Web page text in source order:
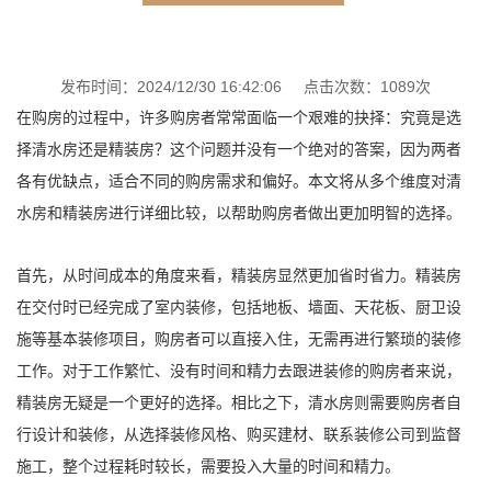
发布时间：2024/12/30 16:42:06 点击次数：1089次
在购房的过程中，许多购房者常常面临一个艰难的抉择：究竟是选
择清水房还是精装房？这个问题并没有一个绝对的答案，因为两者
各有优缺点，适合不同的购房需求和偏好。本文将从多个维度对清
水房和精装房进行详细比较，以帮助购房者做出更加明智的选择。
首先，从时间成本的角度来看，精装房显然更加省时省力。精装房
在交付时已经完成了室内装修，包括地板、墙面、天花板、厨卫设
施等基本装修项目，购房者可以直接入住，无需再进行繁琐的装修
工作。对于工作繁忙、没有时间和精力去跟进装修的购房者来说，
精装房无疑是一个更好的选择。相比之下，清水房则需要购房者自
行设计和装修，从选择装修风格、购买建材、联系装修公司到监督
施工，整个过程耗时较长，需要投入大量的时间和精力。